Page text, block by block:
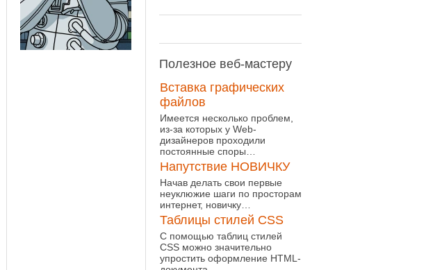
Полезное веб-мастеру
Вставка графических
файлов
Имеется несколько проблем,
из-за которых у Web-
дизайнеров проходили
постоянные споры…
Напутствие НОВИЧКУ
Начав делать свои первые
неуклюжие шаги по просторам
интернет, новичку…
Таблицы стилей CSS
С помощью таблиц стилей
CSS можно значительно
упростить оформление HTML-